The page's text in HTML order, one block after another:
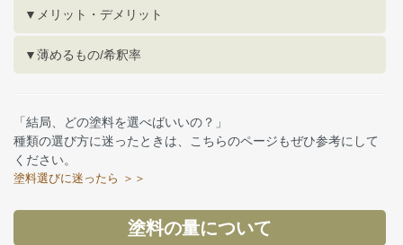
▼メリット・デメリット
▼薄めるもの/希釈率
「結局、どの塗料を選べばいいの？」
種類の選び方に迷ったときは、こちらのページもぜひ参考にして
ください。
塗料選びに迷ったら ＞＞
塗料の量について